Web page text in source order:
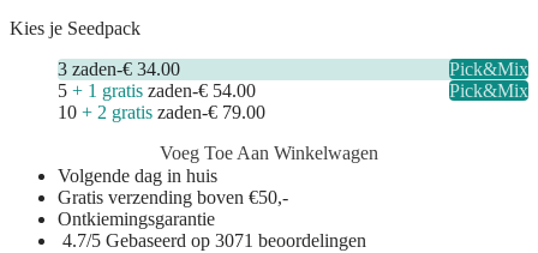
Kies je Seedpack
3 zaden-€ 34.00
Pick&Mix
5 + 1 gratis zaden-€ 54.00
Pick&Mix
10 + 2 gratis zaden-€ 79.00
Voeg Toe Aan Winkelwagen
Volgende dag in huis
Gratis verzending boven €50,-
Ontkiemingsgarantie
4.7/5 Gebaseerd op 3071 beoordelingen